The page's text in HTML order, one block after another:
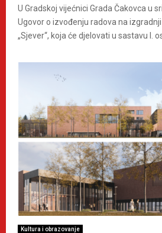
U Gradskoj vijećnici Grada Čakovca u
Ugovor o izvođenju radova na
„Sjever“, koja će djelovati u sastavu I.
Kultura i obrazovanje